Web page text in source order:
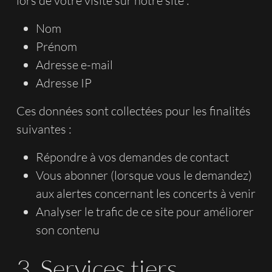
Nom
Prénom
Adresse e-mail
Adresse IP
Ces données sont collectées pour les finalités
suivantes :
Répondre à vos demandes de contact
Vous abonner (lorsque vous le demandez)
aux alertes concernant les concerts à venir
Analyser le trafic de ce site pour améliorer
son contenu